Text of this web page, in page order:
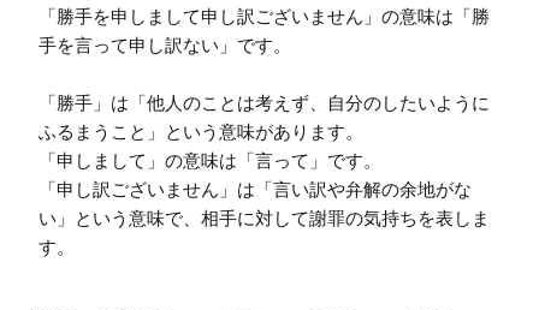
「勝手を申しまして申し訳ございません」の意味は「勝
手を言って申し訳ない」です。
「勝手」は「他人のことは考えず、自分のしたいように
ふるまうこと」という意味があります。
「申しまして」の意味は「言って」です。
「申し訳ございません」は「言い訳や弁解の余地がな
い」という意味で、相手に対して謝罪の気持ちを表しま
す。